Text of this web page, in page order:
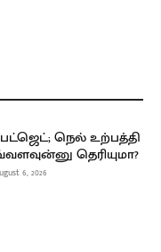
நெல் உற்பத்தி
தெரியுமா?
6, 2026